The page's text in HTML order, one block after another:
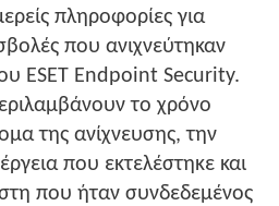
πληροφορίες για
που ανιχνεύτηκαν
ESET Endpoint Security.
το χρόνο
της ανίχνευσης, την
που εκτελέστηκε και
που ήταν συνδεδεμένος